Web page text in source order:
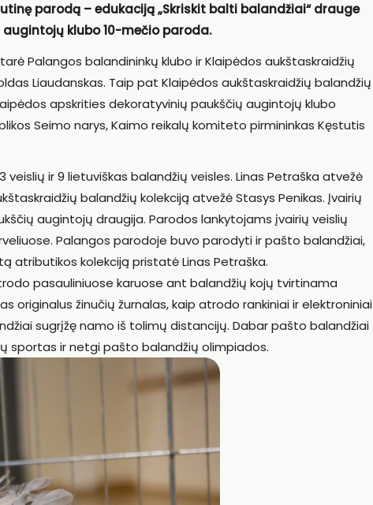
parodą – edukaciją „Skriskit balti balandžiai“ drauge
klubo 10-mečio paroda.
Palangos balandininkų klubo ir Klaipėdos aukštaskraidžių
Liaudanskas. Taip pat Klaipėdos aukštaskraidžių balandžių
apskrities dekoratyvinių paukščių augintojų klubo
Seimo narys, Kaimo reikalų komiteto pirmininkas Kęstutis
ir 9 lietuviškas balandžių veisles. Linas Petraška atvežė
balandžių kolekciją atvežė Stasys Penikas. Įvairių
augintojų draugija. Parodos lankytojams įvairių veislių
Palangos parodoje buvo parodyti ir pašto balandžiai,
atributikos kolekciją pristatė Linas Petraška.
pasauliniuose karuose ant balandžių kojų tvirtinama
originalus žinučių žurnalas, kaip atrodo rankiniai ir elektroniniai
sugrįžę namo iš tolimų distancijų. Dabar pašto balandžiai
sportas ir netgi pašto balandžių olimpiados.